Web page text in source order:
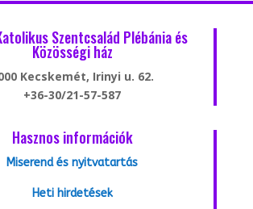
Szentcsalád Plébánia és
Közösségi ház
Kecskemét, Irinyi u. 62.
+36-30/21-57-587
Hasznos információk
Miserend és nyitvatartás
Heti hirdetések